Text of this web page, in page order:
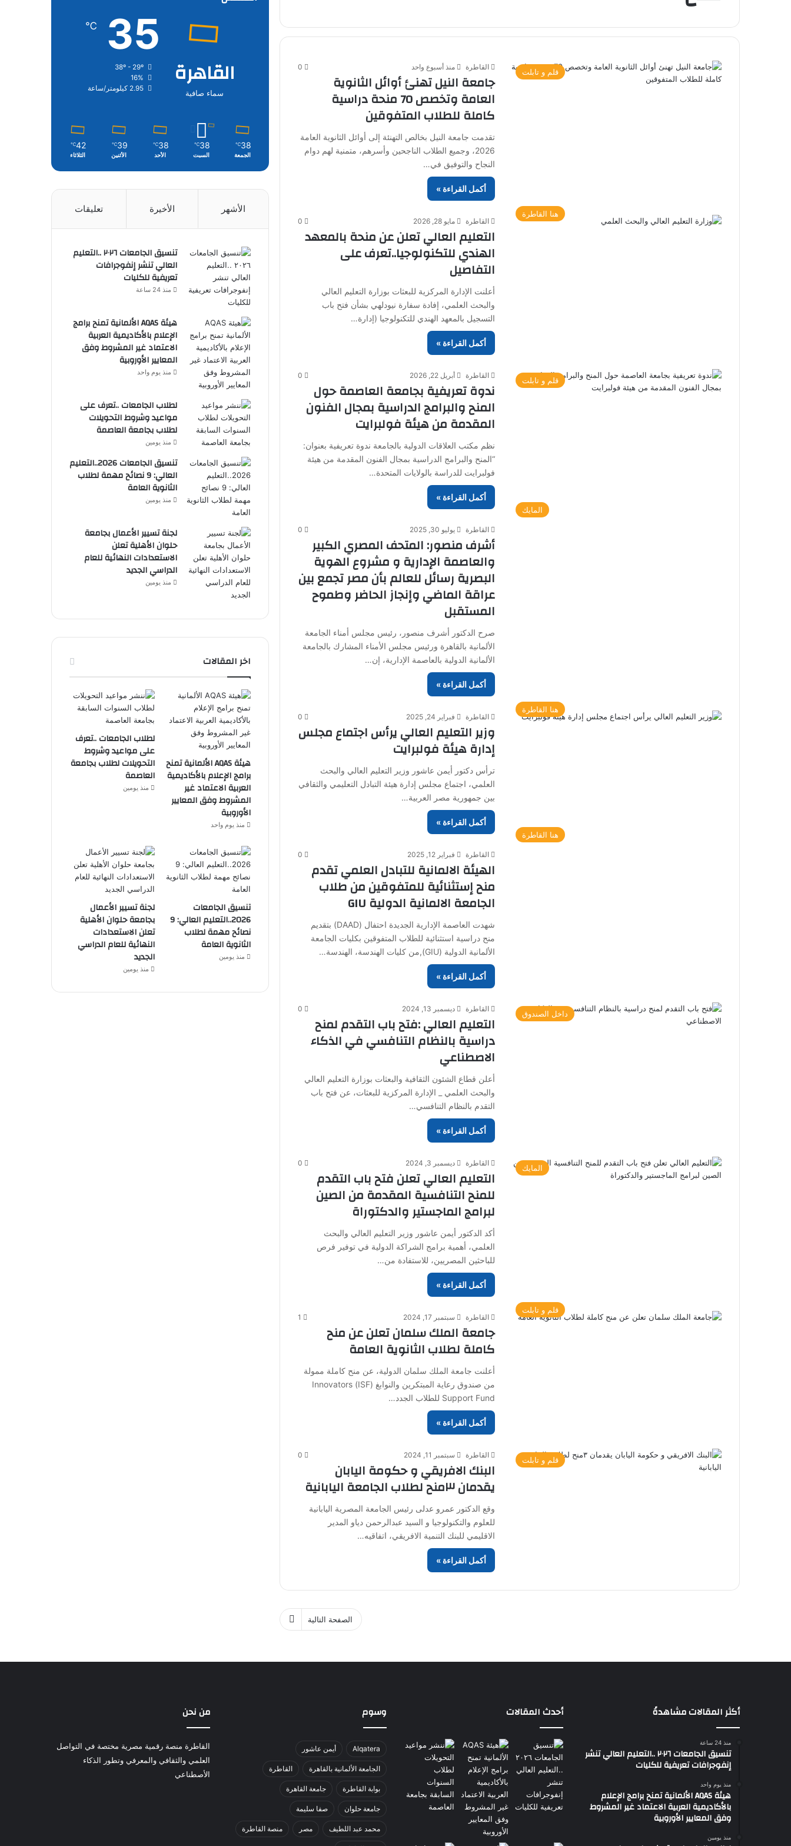
قلم و تابلت
القاطرة منذ أسبوع واحد 0
جامعة النيل تهنئ أوائل الثانوية
العامة وتخصص 70 منحة دراسية
كاملة للطلاب المتفوقين
تقدمت جامعة النيل بخالص التهنئة إلى أوائل الثانوية العامة
2026، وجميع الطلاب الناجحين وأسرهم، متمنية لهم دوام
النجاح والتوفيق في…
أكمل القراءة »
هنا القاطرة
القاطرة مايو 28, 2026 0
التعليم العالي تعلن عن منحة بالمعهد
الهندي للتكنولوجيا..تعرف على
التفاصيل
أعلنت الإدارة المركزية للبعثات بوزارة التعليم العالي
والبحث العلمي، إفادة سفارة نيودلهي بشأن فتح باب
التسجيل بالمعهد الهندي للتكنولوجيا (إدارة…
أكمل القراءة »
قلم و تابلت
القاطرة أبريل 22, 2026 0
ندوة تعريفية بجامعة العاصمة حول
المنح والبرامج الدراسية بمجال الفنون
المقدمة من هيئة فولبرايت
نظم مكتب العلاقات الدولية بالجامعة ندوة تعريفية بعنوان:
“المنح والبرامج الدراسية بمجال الفنون المقدمة من هيئة
فولبرايت للدراسة بالولايات المتحدة…
أكمل القراءة »
المايك
القاطرة يوليو 30, 2025 0
أشرف منصور: المتحف المصري الكبير
والعاصمة الإدارية و مشروع الهوية
البصرية رسائل للعالم بأن مصر تجمع بين
عراقة الماضي وإنجاز الحاضر وطموح
المستقبل
صرح الدكتور أشرف منصور، رئيس مجلس أمناء الجامعة
الألمانية بالقاهرة ورئيس مجلس الأمناء المشارك بالجامعة
الألمانية الدولية بالعاصمة الإدارية، إن…
أكمل القراءة »
هنا القاطرة
القاطرة فبراير 24, 2025 0
وزير التعليم العالي يرأس اجتماع مجلس
إدارة هيئة فولبرايت
ترأس دكتور أيمن عاشور وزير التعليم العالي والبحث
العلمي، اجتماع مجلس إدارة هيئة التبادل التعليمي والثقافي
بين جمهورية مصر العربية…
أكمل القراءة »
هنا القاطرة
القاطرة فبراير 12, 2025 0
الهيئة الالمانية للتبادل العلمي تقدم
منح إستثنائية للمتفوقين من طلاب
الجامعة الالمانية الدولية GIU
شهدت العاصمة الإدارية الجديدة احتفال (DAAD) بتقديم
منح دراسية استثنائية للطلاب المتفوقين بكليات الجامعة
الألمانية الدولية (GIU),من كليات الهندسة، الهندسة…
أكمل القراءة »
داخل الصندوق
القاطرة ديسمبر 13, 2024 0
التعليم العالي :فتح باب التقدم لمنح
دراسية بالنظام التنافسي في الذكاء
الاصطناعي
أعلن قطاع الشئون الثقافية والبعثات بوزارة التعليم العالي
والبحث العلمي _ الإدارة المركزية للبعثات، عن فتح باب
التقدم بالنظام التنافسي…
أكمل القراءة »
المايك
القاطرة ديسمبر 3, 2024 0
التعليم العالي تعلن فتح باب التقدم
للمنح التنافسية المقدمة من الصين
لبرامج الماجستير والدكتوراة
أكد الدكتور أيمن عاشور وزير التعليم العالي والبحث
العلمي، أهمية برامج الشراكة الدولية في توفير فرص
للباحثين المصريين، للاستفادة من…
أكمل القراءة »
قلم و تابلت
القاطرة سبتمبر 17, 2024 1
جامعة الملك سلمان تعلن عن منح
كاملة لطلاب الثانوية العامة
أعلنت جامعة الملك سلمان الدولية، عن منح كاملة ممولة
من صندوق رعاية المبتكرين والنوابغ (ISF) Innovators
Support Fund للطلاب الجدد…
أكمل القراءة »
قلم و تابلت
القاطرة سبتمبر 11, 2024 0
البنك الافريقي و حكومة اليابان
يقدمان ٣منح لطلاب الجامعة اليابانية
وقع الدكتور عمرو عدلى رئيس الجامعة المصرية اليابانية
للعلوم والتكنولوجيا و السيد عبدالرحمن دياو المدير
الاقليمي للبنك التنمية الافريقي، اتفاقيه…
أكمل القراءة »
الصفحة التالية
القاهرة
سماء صافية
35
℃
16%
2.95 كيلومتر/ساعة
38
℃
الجمعة
38
℃
السبت
38
℃
الأحد
39
℃
الأثنين
42
℃
الثلاثاء
الأشهر الأخيرة تعليقات
تنسيق الجامعات ٢٠٢٦ ..التعليم
العالي تنشر إنفوجرافات
تعريفية للكليات
منذ 24 ساعة
هيئة AQAS الألمانية تمنح برامج
الإعلام بالأكاديمية العربية
الاعتماد غير المشروط وفق
المعايير الأوروبية
منذ يوم واحد
لطلاب الجامعات ..تعرف على
مواعيد وشروط التحويلات
لطلاب بجامعة العاصمة
منذ يومين
تنسيق الجامعات 2026..التعليم
العالي: 9 نصائح مهمة لطلاب
الثانوية العامة
منذ يومين
لجنة تسيير الأعمال بجامعة
حلوان الأهلية تعلن
الاستعدادات النهائية للعام
الدراسي الجديد
منذ يومين
اخر المقالات
هيئة AQAS الألمانية تمنح
برامج الإعلام بالأكاديمية
العربية الاعتماد غير
المشروط وفق المعايير
الأوروبية
منذ يوم واحد
لطلاب الجامعات ..تعرف
على مواعيد وشروط
التحويلات لطلاب بجامعة
العاصمة
منذ يومين
تنسيق الجامعات
2026..التعليم العالي: 9
نصائح مهمة لطلاب
الثانوية العامة
منذ يومين
لجنة تسيير الأعمال
بجامعة حلوان الأهلية
تعلن الاستعدادات
النهائية للعام الدراسي
الجديد
منذ يومين
أكثر المقالات مشاهدةً
منذ 24 ساعة
تنسيق الجامعات ٢٠٢٦ ..التعليم العالي تنشر
إنفوجرافات تعريفية للكليات
منذ يوم واحد
هيئة AQAS الألمانية تمنح برامج الإعلام
بالأكاديمية العربية الاعتماد غير المشروط
وفق المعايير الأوروبية
منذ يومين
أحدث المقالات وسوم
Alqatera أيمن عاشور
الجامعة الألمانية بالقاهرة القاطرة
بوابة القاطرة جامعة القاهرة
جامعة حلوان صفا سليمة
محمد عبد اللطيف مصر منصة القاطرة
من نحن
القاطرة منصة رقمية مصرية مختصة في التواصل
العلمي والثقافي والمعرفي وتطور الذكاء
الأصطناعي